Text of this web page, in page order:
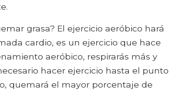
grasa? El ejercicio aeróbico hará
cardio, es un ejercicio que hace
aeróbico, respirarás más y
hacer ejercicio hasta el punto
quemará el mayor porcentaje de